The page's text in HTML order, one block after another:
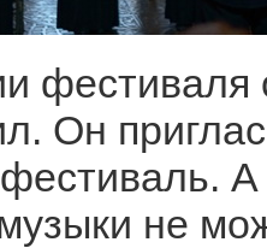
фестиваля
Он
А
не